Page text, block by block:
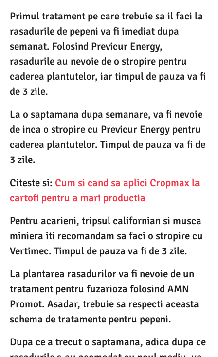
Primul tratament pe care trebuie sa il faci la
rasadurile de pepeni va fi imediat dupa
semanat. Folosind Previcur Energy,
rasadurile au nevoie de o stropire pentru
caderea plantutelor, iar timpul de pauza va fi
de 3 zile.
La o saptamana dupa semanare, va fi nevoie
de inca o stropire cu Previcur Energy pentru
caderea plantutelor. Timpul de pauza va fi de
3 zile.
Citeste si: Cum si cand sa aplici Cropmax la
cartofi pentru a mari productia
Pentru acarieni, tripsul californian si musca
miniera iti recomandam sa faci o stropire cu
Vertimec. Timpul de pauza va fi de 3 zile.
La plantarea rasadurilor va fi nevoie de un
tratament pentru fuzarioza folosind AMN
Promot. Asadar, trebuie sa respecti aceasta
schema de tratamente pentru pepeni.
Dupa ce a trecut o saptamana, adica dupa ce